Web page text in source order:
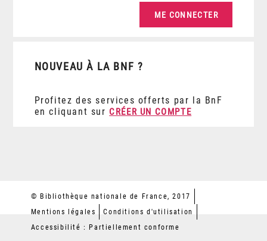
NOUVEAU À LA BNF ?
Profitez des services offerts par la BnF
en cliquant sur CRÉER UN COMPTE
© Bibliothèque nationale de France, 2017
Mentions légales
Conditions d'utilisation
Accessibilité : Partiellement conforme